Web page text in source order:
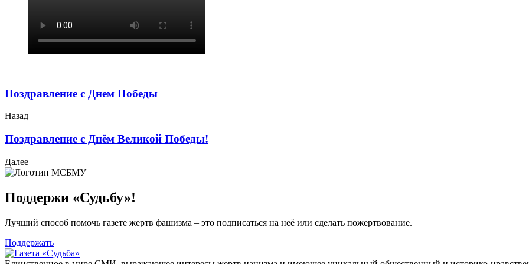
Поздравление с Днем Победы
Назад
Поздравление с Днём Великой Победы!
Далее
Поддержи «Судьбу»!
Лучший способ помочь газете жертв фашизма – это подписаться на неё или сделать пожертвование.
Поддержать